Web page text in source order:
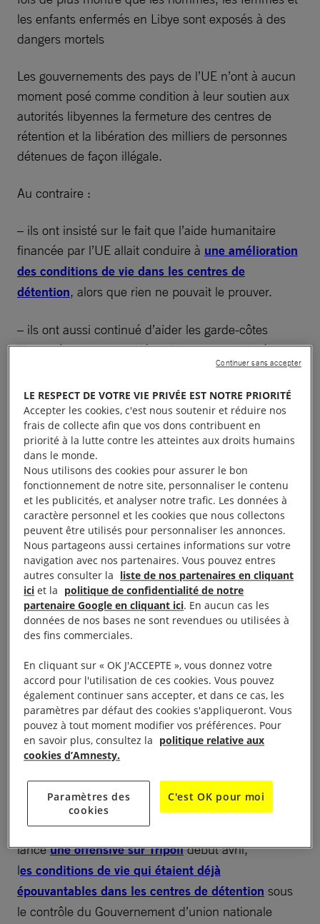
les enfants enfermés en Libye sont exposés à des
dangers mortels
Les gouvernements des pays de l’UE n’ont à aucun
moment posé comme condition à leur soutien aux
autorités libyennes la fermeture des centres de
rétention et la libération des milliers de personnes
détenues de façon illégale.
Au contraire :
– ils ont insisté sur le fait que l’aide humanitaire
financée par l’UE allait conduire à une amélioration
des conditions de vie dans les centres de
détention, alors que rien ne pouvait le prouver.
– ils ont aussi continué d’aider les garde-côtes
libyens à renvoyer en détention pour une durée
indéterminée en Libye les personnes interceptées
en mer.
Des migrants et réfugiés
piégés par le conflit
Le camps de détention de Tajoura après le
Depuis que des forces placées sous le
commandement du maréchal Khalifa Hiftar ont
lancéune offensive sur Tripolidébut avril,
les conditions de vie qui étaient déjà
épouvantables dans les centres de détention sous
le contrôle du Gouvernement d’union nationale
LE RESPECT DE VOTRE VIE PRIVÉE EST NOTRE PRIORITÉ
Accepter les cookies, c'est nous soutenir et réduire nos
frais de collecte afin que vos dons contribuent en
priorité à la lutte contre les atteintes aux droits humains
dans le monde.
Nous utilisons des cookies pour assurer le bon
fonctionnement de notre site, personnaliser le contenu
et les publicités, et analyser notre trafic. Les données à
caractère personnel et les cookies que nous collectons
peuvent être utilisés pour personnaliser les annonces.
Nous partageons aussi certaines informations sur votre
navigation avec nos partenaires. Vous pouvez entres
autres consulter la liste de nos partenaires en cliquant
ici et la politique de confidentialité de notre
partenaire Google en cliquant ici. En aucun cas les
données de nos bases ne sont revendues ou utilisées à
des fins commerciales.
En cliquant sur « OK J'ACCEPTE », vous donnez votre
accord pour l'utilisation de ces cookies. Vous pouvez
également continuer sans accepter, et dans ce cas, les
paramètres par défaut des cookies s'appliqueront. Vous
pouvez à tout moment modifier vos préférences. Pour
en savoir plus, consultez la politique relative aux
cookies d’Amnesty.
Paramètres des
cookies
C'est OK pour moi
Continuer sans accepter